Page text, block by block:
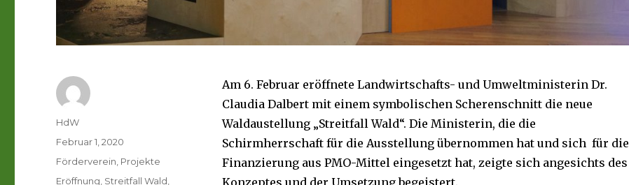
Am 6. Februar eröffnete Landwirtschafts- und Umweltministerin Dr.
Claudia Dalbert mit einem symbolischen Scherenschnitt die neue
Waldaustellung „Streitfall Wald“. Die Ministerin, die die
Schirmherrschaft für die Ausstellung übernommen hat und sich für die
Finanzierung aus PMO-Mittel eingesetzt hat, zeigte sich angesichts des
Konzeptes und der Umsetzung begeistert.
Autor
HdW
Veröffentlicht
Februar 1, 2020
Kategorien
Förderverein Projekte
Schlagwörter
Eröffnung Streitfall Wald